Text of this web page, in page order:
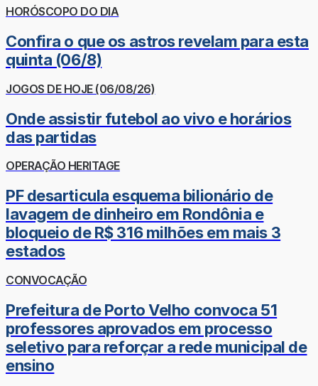
HORÓSCOPO DO DIA
Confira o que os astros revelam para esta
quinta (06/8)
JOGOS DE HOJE (06/08/26)
Onde assistir futebol ao vivo e horários
das partidas
OPERAÇÃO HERITAGE
PF desarticula esquema bilionário de
lavagem de dinheiro em Rondônia e
bloqueio de R$ 316 milhões em mais 3
estados
CONVOCAÇÃO
Prefeitura de Porto Velho convoca 51
professores aprovados em processo
seletivo para reforçar a rede municipal de
ensino